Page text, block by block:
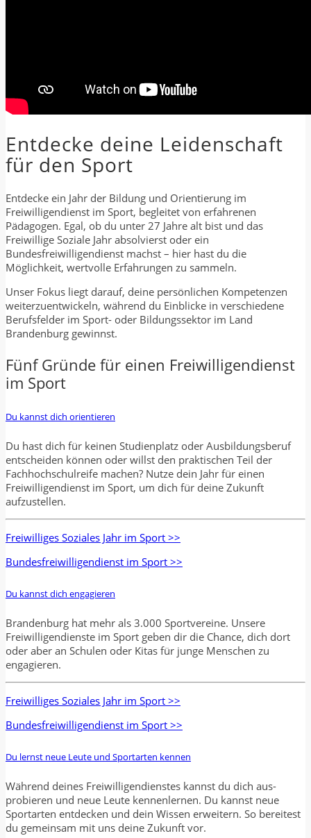
Entdecke deine Leidenschaft
für den Sport
Entdecke ein Jahr der Bildung und Orientierung im
Freiwilligendienst im Sport, begleitet von erfahrenen
Pädagogen. Egal, ob du unter 27 Jahre alt bist und das
Freiwillige Soziale Jahr absolvierst oder ein
Bundesfreiwilligendienst machst – hier hast du die
Möglichkeit, wertvolle Erfahrungen zu sammeln.
Unser Fokus liegt darauf, deine persönlichen Kompetenzen
weiterzuentwickeln, während du Einblicke in verschiedene
Berufsfelder im Sport- oder Bildungssektor im Land
Brandenburg gewinnst.
Fünf Gründe für einen Freiwilligendienst
im Sport
Du kannst dich orientieren
Du hast dich für keinen Studienplatz oder Ausbildungsberuf
entscheiden können oder willst den praktischen Teil der
Fachhochschulreife machen? Nutze dein Jahr für einen
Freiwilligendienst im Sport, um dich für deine Zukunft
aufzustellen.
Freiwilliges Soziales Jahr im Sport >>
Bundesfreiwilligendienst im Sport >>
Du kannst dich engagieren
Brandenburg hat mehr als 3.000 Sportvereine. Unsere
Freiwilligendienste im Sport geben dir die Chance, dich dort
oder aber an Schulen oder Kitas für junge Menschen zu
engagieren.
Freiwilliges Soziales Jahr im Sport >>
Bundesfreiwilligendienst im Sport >>
Du lernst neue Leute und Sportarten kennen
Während deines Freiwilligendienstes kannst du dich aus-
probieren und neue Leute kennenlernen. Du kannst neue
Sportarten entdecken und dein Wissen erweitern. So bereitest
du gemeinsam mit uns deine Zukunft vor.